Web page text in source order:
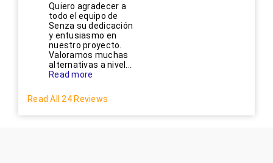
Quiero agradecer a
todo el equipo de
Senza su dedicación
y entusiasmo en
nuestro proyecto.
Valoramos muchas
alternativas a nivel...
Read more
Read All 24 Reviews